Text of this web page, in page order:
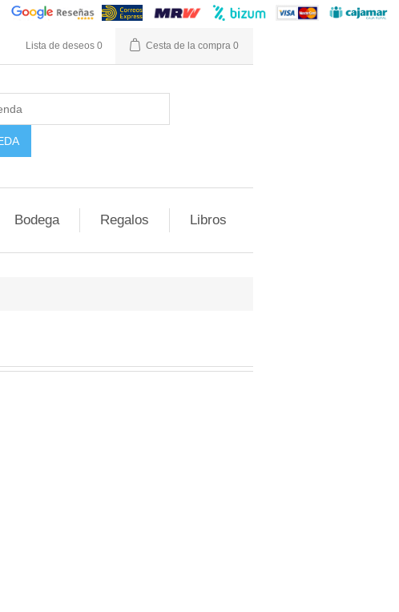
Lista de deseos 0 Cesta de la compra 0
Bodega Regalos Libros